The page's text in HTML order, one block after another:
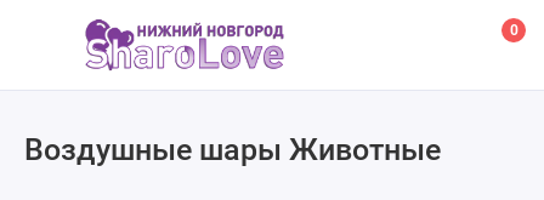
0
Воздушные шары Животные